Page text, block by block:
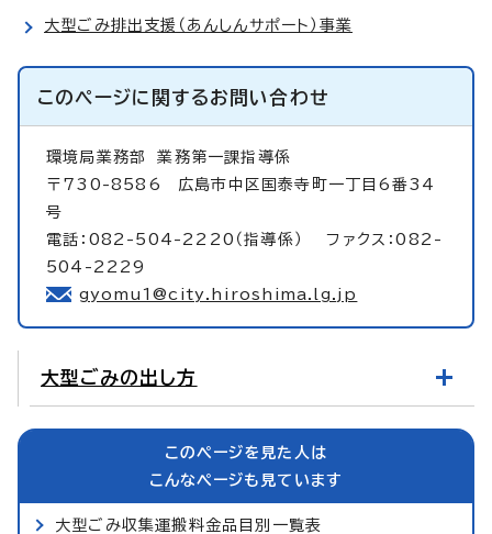
大型ごみ排出支援（あんしんサポート）事業
このページに関するお問い合わせ
環境局業務部業務第一課指導係
〒730-8586 広島市中区国泰寺町一丁目6番34
号
電話：082-504-2220（指導係） ファクス：082-
504-2229
gyomu1@city.hiroshima.lg.jp
大型ごみの出し方
このページを見た人は
こんなページも見ています
大型ごみ収集運搬料金品目別一覧表